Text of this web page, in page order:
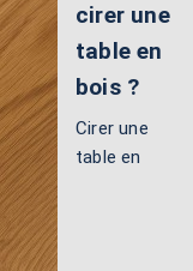
cirer une
table en
bois ?
Cirer une
table en